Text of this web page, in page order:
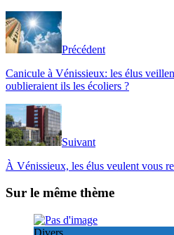
Précédent
Canicule à Vénissieux: les élus
oublieraient ils les écoliers ?
Suivant
À Vénissieux, les élus veulent vous
Sur le même thème